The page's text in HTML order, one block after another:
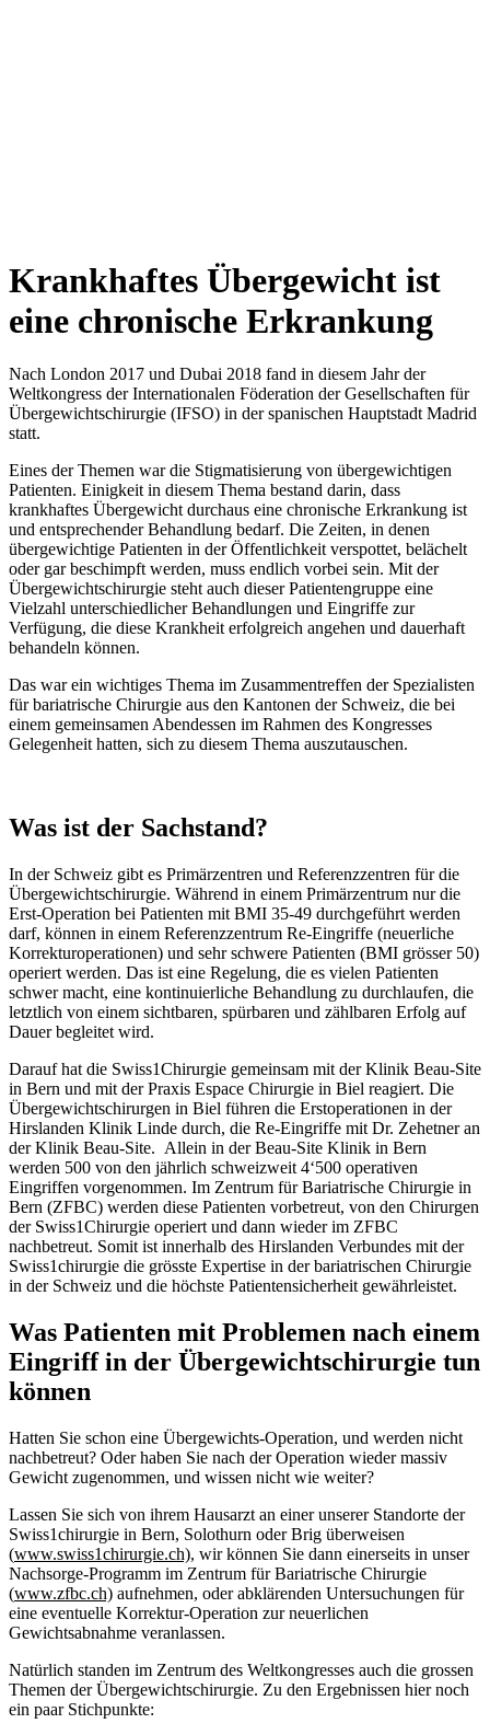
Krankhaftes Übergewicht ist
eine chronische Erkrankung
Nach London 2017 und Dubai 2018 fand in diesem Jahr der
Weltkongress der Internationalen Föderation der Gesellschaften für
Übergewichtschirurgie (IFSO) in der spanischen Hauptstadt Madrid
statt.
Eines der Themen war die Stigmatisierung von übergewichtigen
Patienten. Einigkeit in diesem Thema bestand darin, dass
krankhaftes Übergewicht durchaus eine chronische Erkrankung ist
und entsprechender Behandlung bedarf. Die Zeiten, in denen
übergewichtige Patienten in der Öffentlichkeit verspottet, belächelt
oder gar beschimpft werden, muss endlich vorbei sein. Mit der
Übergewichtschirurgie steht auch dieser Patientengruppe eine
Vielzahl unterschiedlicher Behandlungen und Eingriffe zur
Verfügung, die diese Krankheit erfolgreich angehen und dauerhaft
behandeln können.
Das war ein wichtiges Thema im Zusammentreffen der Spezialisten
für bariatrische Chirurgie aus den Kantonen der Schweiz, die bei
einem gemeinsamen Abendessen im Rahmen des Kongresses
Gelegenheit hatten, sich zu diesem Thema auszutauschen.
Was ist der Sachstand?
In der Schweiz gibt es Primärzentren und Referenzzentren für die
Übergewichtschirurgie. Während in einem Primärzentrum nur die
Erst-Operation bei Patienten mit BMI 35-49 durchgeführt werden
darf, können in einem Referenzzentrum Re-Eingriffe (neuerliche
Korrekturoperationen) und sehr schwere Patienten (BMI grösser 50)
operiert werden. Das ist eine Regelung, die es vielen Patienten
schwer macht, eine kontinuierliche Behandlung zu durchlaufen, die
letztlich von einem sichtbaren, spürbaren und zählbaren Erfolg auf
Dauer begleitet wird.
Darauf hat die Swiss1Chirurgie gemeinsam mit der Klinik Beau-Site
in Bern und mit der Praxis Espace Chirurgie in Biel reagiert. Die
Übergewichtschirurgen in Biel führen die Erstoperationen in der
Hirslanden Klinik Linde durch, die Re-Eingriffe mit Dr. Zehetner an
der Klinik Beau-Site. Allein in der Beau-Site Klinik in Bern
werden 500 von den jährlich schweizweit 4‘500 operativen
Eingriffen vorgenommen. Im Zentrum für Bariatrische Chirurgie in
Bern (ZFBC) werden diese Patienten vorbetreut, von den Chirurgen
der Swiss1Chirurgie operiert und dann wieder im ZFBC
nachbetreut. Somit ist innerhalb des Hirslanden Verbundes mit der
Swiss1chirurgie die grösste Expertise in der bariatrischen Chirurgie
in der Schweiz und die höchste Patientensicherheit gewährleistet.
Was Patienten mit Problemen nach einem
Eingriff in der Übergewichtschirurgie tun
können
Hatten Sie schon eine Übergewichts-Operation, und werden nicht
nachbetreut? Oder haben Sie nach der Operation wieder massiv
Gewicht zugenommen, und wissen nicht wie weiter?
Lassen Sie sich von ihrem Hausarzt an einer unserer Standorte der
Swiss1chirurgie in Bern, Solothurn oder Brig überweisen
(www.swiss1chirurgie.ch), wir können Sie dann einerseits in unser
Nachsorge-Programm im Zentrum für Bariatrische Chirurgie
(www.zfbc.ch) aufnehmen, oder abklärenden Untersuchungen für
eine eventuelle Korrektur-Operation zur neuerlichen
Gewichtsabnahme veranlassen.
Natürlich standen im Zentrum des Weltkongresses auch die grossen
Themen der Übergewichtschirurgie. Zu den Ergebnissen hier noch
ein paar Stichpunkte: